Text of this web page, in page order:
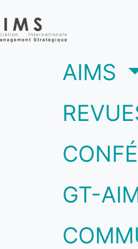
AIMS
GT-